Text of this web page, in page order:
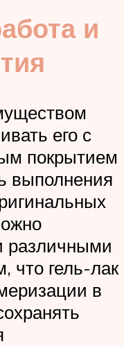
и
его с
покрытием
выполнения
различными
что гель-лак
в